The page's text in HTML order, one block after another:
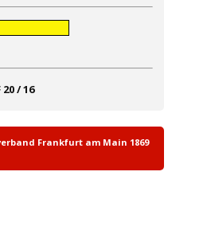
20 / 16
Frankfurt am Main 1869